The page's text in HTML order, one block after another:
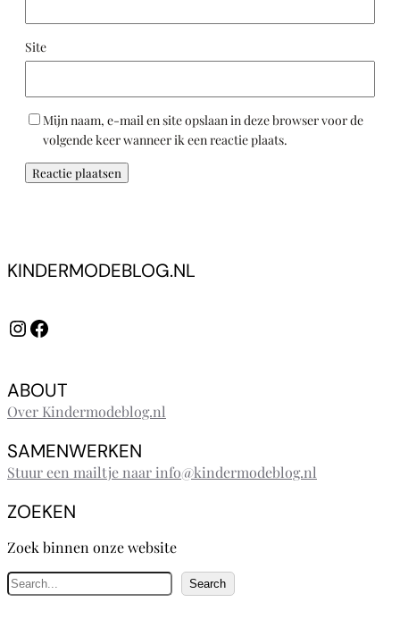
Site
Mijn naam, e-mail en site opslaan in deze browser voor de
volgende keer wanneer ik een reactie plaats.
KINDERMODEBLOG.NL
InstagramFacebook
ABOUT
Over Kindermodeblog.nl
SAMENWERKEN
Stuur een mailtje naar info@kindermodeblog.nl
ZOEKEN
Zoek binnen onze website
Z
o
Search